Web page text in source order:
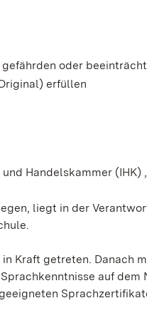
oder
erfüllen
Handelskammer (IHK)
liegt in der
Kraft getreten. Danach
auf dem